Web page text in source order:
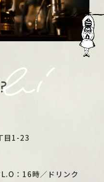
目1-23
：16時／ドリンク